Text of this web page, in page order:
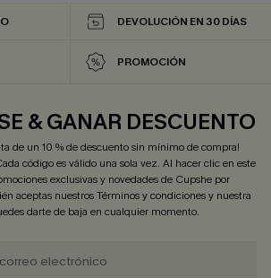
DEVOLUCIÓN EN 30 DÍAS
PROMOCIÓN
& GANAR DESCUENTO
de un 10 % de descuento sin mínimo de compra!
código es válido una sola vez. Al hacer clic en este
exclusivas y novedades de Cupshe por
aceptas nuestrosTérminos y condicionesy nuestra
darte de baja en cualquier momento.